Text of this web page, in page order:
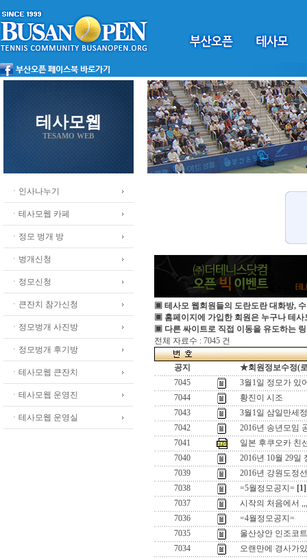
테사모웹
TESAMO WEB
ㆍ인사나누기
ㆍ테사모웹 카페
ㆍ정모 벙개 방
ㆍ벙개신청
ㆍ정모신청
ㆍ큰잔치 참가신청
ㆍ정모벙개 사진방
ㆍ정모벙개 후기방
ㆍ테사모웹 큰잔치
ㆍ테사모웹 운영진
ㆍ테사모웹 운영실
▣ 테사모 웹회원들의 도란도란 대화방,
▣ 홈페이지에 가입한 회원은 누구나 테사
▣ 다른 싸이트로 직접 이동을 유도하는
전체 자료수 : 7045 건
공지
★회원정보수정(
7045
3월1일 정모가 있
7044
황진이 시조
7043
3월1일 삼일만세
7042
2016년 송년모임
7041
일본 후쿠오카 친
7040
2016년 10월 29일
7039
2016년 강원도정
7038
=5월정모공지= [1]
7037
시작의 처음에서 ,,,
7036
=4월정모공지=
7035
울산상안 인조코
7034
오랜만에 경사가